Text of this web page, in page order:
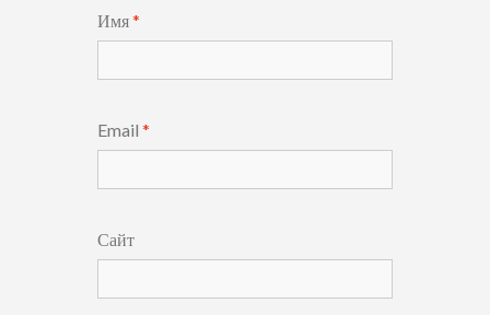
Имя*
Email *
Сайт